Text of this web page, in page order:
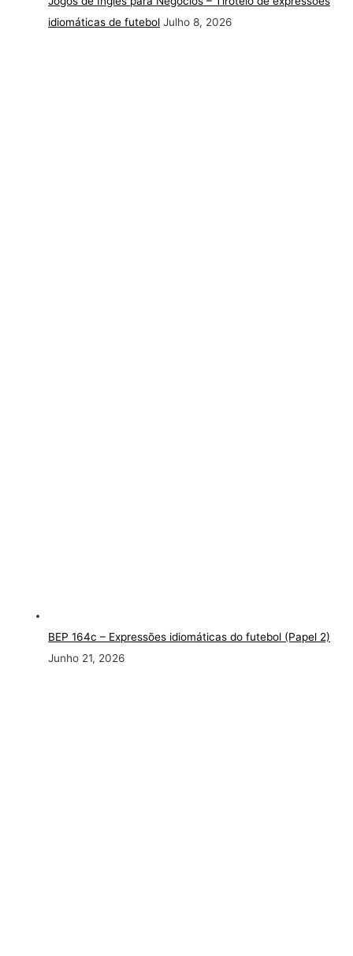
idiomáticas de futebol Julho 8, 2026
BEP 164c – Expressões idiomáticas do futebol (Papel 2)
Junho 21, 2026